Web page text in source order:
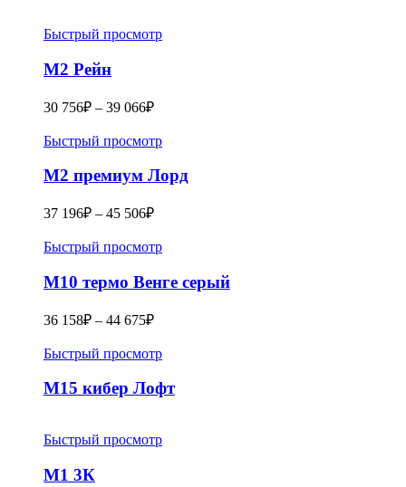
Быстрый просмотр
М2 Рейн
30 756₽ – 39 066₽
Быстрый просмотр
M2 премиум Лорд
37 196₽ – 45 506₽
Быстрый просмотр
M10 термо Венге серый
36 158₽ – 44 675₽
Быстрый просмотр
М15 кибер Лофт
Быстрый просмотр
M1 3К